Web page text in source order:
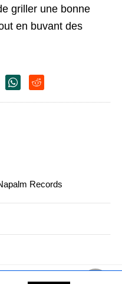
griller une bonne
en buvant des
Records